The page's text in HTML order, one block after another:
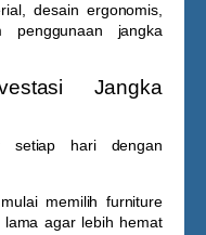
desain ergonomis,
penggunaan jangka
Jangka
setiap hari dengan
memilih furniture
agar lebih hemat